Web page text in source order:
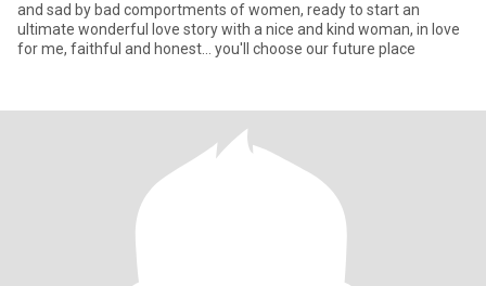
and sad by bad comportments of women, ready to start an
ultimate wonderful love story with a nice and kind woman, in love
for me, faithful and honest... you'll choose our future place